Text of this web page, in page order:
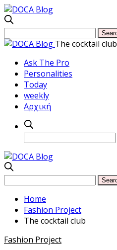
The cocktail club
Ask The Pro
Personalities
Today
weekly
Αρχική
Home
Fashion Project
The cocktail club
Fashion Project